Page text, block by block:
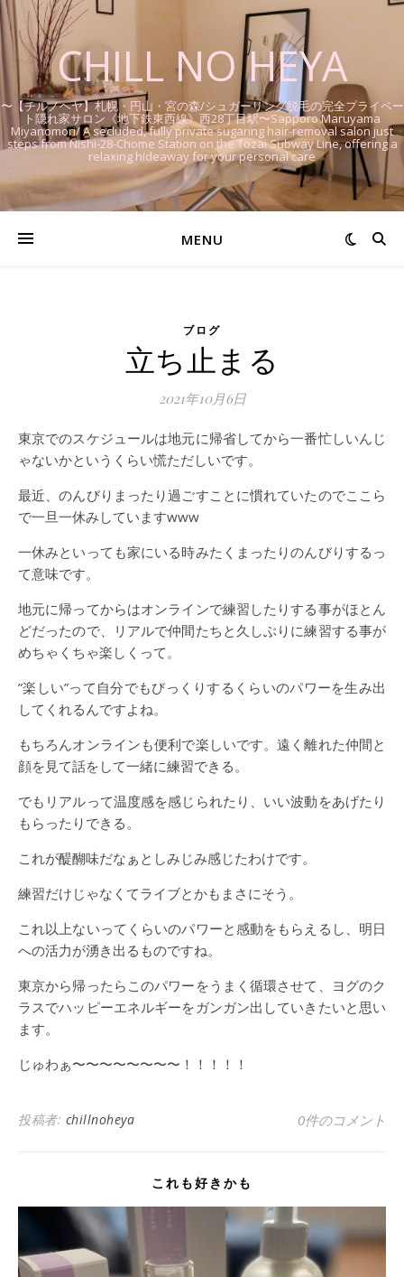
CHILL NO HEYA
〜【チルノヘヤ】札幌・円山・宮の森/シュガーリング脱毛の完全プライベー
ト隠れ家サロン《地下鉄東西線》西28丁目駅〜Sapporo Maruyama
Miyanomori/ A secluded, fully private sugaring hair-removal salon just
steps from Nishi-28-Chome Station on the Tozai Subway Line, offering a
relaxing hideaway for your personal care
MENU
ブログ
立ち止まる
2021年10月6日
東京でのスケジュールは地元に帰省してから一番忙しいんじ
ゃないかというくらい慌ただしいです。
最近、のんびりまったり過ごすことに慣れていたのでここら
で一旦一休みしていますwww
一休みといっても家にいる時みたくまったりのんびりするっ
て意味です。
地元に帰ってからはオンラインで練習したりする事がほとん
どだったので、リアルで仲間たちと久しぶりに練習する事が
めちゃくちゃ楽しくって。
”楽しい”って自分でもびっくりするくらいのパワーを生み出
してくれるんですよね。
もちろんオンラインも便利で楽しいです。遠く離れた仲間と
顔を見て話をして一緒に練習できる。
でもリアルって温度感を感じられたり、いい波動をあげたり
もらったりできる。
これが醍醐味だなぁとしみじみ感じたわけです。
練習だけじゃなくてライブとかもまさにそう。
これ以上ないってくらいのパワーと感動をもらえるし、明日
への活力が湧き出るものですね。
東京から帰ったらこのパワーをうまく循環させて、ヨグのク
ラスでハッピーエネルギーをガンガン出していきたいと思い
ます。
じゅわぁ〜〜〜〜〜〜〜〜！！！！！
投稿者: chillnoheya 0件のコメント
これも好きかも